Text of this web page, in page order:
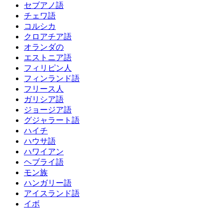
セブアノ語
チェワ語
コルシカ
クロアチア語
オランダの
エストニア語
フィリピン人
フィンランド語
フリース人
ガリシア語
ジョージア語
グジャラート語
ハイチ
ハウサ語
ハワイアン
ヘブライ語
モン族
ハンガリー語
アイスランド語
イボ